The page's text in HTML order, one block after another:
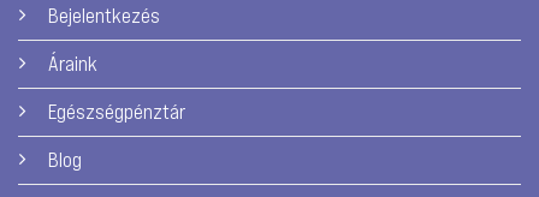
Bejelentkezés
Áraink
Egészségpénztár
Blog